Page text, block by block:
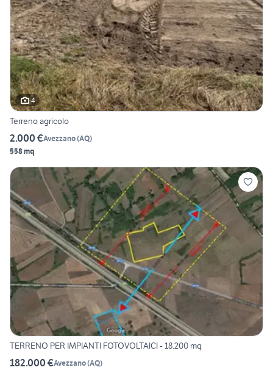
4
Terreno agricolo
2.000 €Avezzano(AQ)
558 mq
TERRENO PER IMPIANTI FOTOVOLTAICI - 18.200 mq
182.000 €Avezzano(AQ)